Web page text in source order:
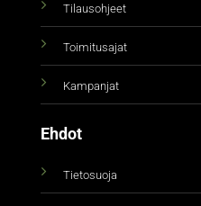
Tilausohjeet
Toimitusajat
Kampanjat
Ehdot
Tietosuoja